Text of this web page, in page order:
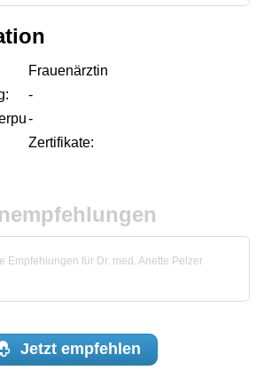
Frauenärztin
-
-
Zertifikate:
Empfehlungen für Dr. med. Anette Pelzer
Jetzt empfehlen